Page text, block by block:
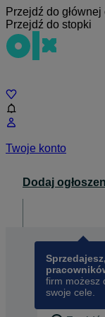
Przejdź do głównej
Przejdź do stopki
Twoje konto
Dodaj
firm możesz
swoje cele.